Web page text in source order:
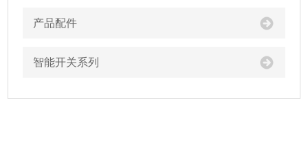
产品配件
智能开关系列